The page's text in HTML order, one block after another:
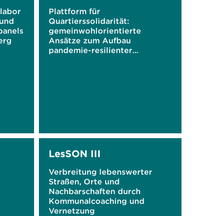
Plattform für
Quartierssolidarität:
gemeinwohlorientierte
Ansätze zum Aufbau
pandemie-resilienter
LesSON III
Verbreitung lebenswerter
Straßen, Orte und
Nachbarschaften durch
Kommunalcoaching und
Vernetzung